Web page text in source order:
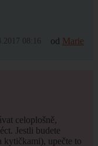
08:16 od Marie
celoplošně,
Jestli budete
kytičkami), upečte to